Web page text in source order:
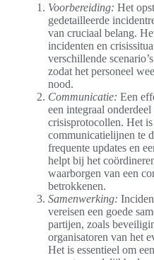
Voorbereiding: Het
gedetailleerde
van cruciaal belang.
incidenten en
verschillende
zodat het personeel
nood.
Communicatie: Een
een integraal
crisisprotocollen. Het
communicatielijnen te
frequente updates en
helpt bij het
waarborgen van een
betrokkenen.
Samenwerking:
vereisen een goede
partijen, zoals
organisatoren van het
Het is essentieel om